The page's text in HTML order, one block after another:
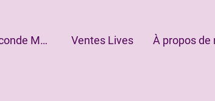
Pourquoi la seconde Main? Ventes Lives À propos de